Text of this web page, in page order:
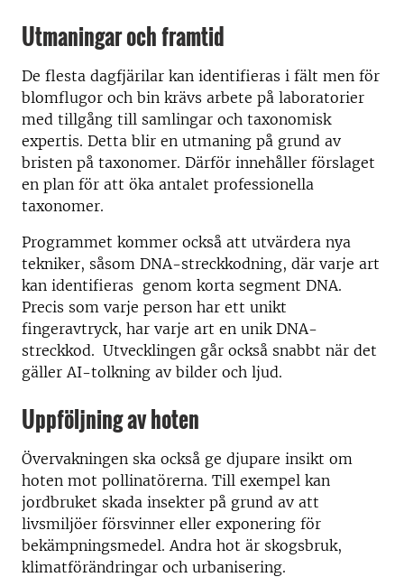
Utmaningar och framtid
De flesta dagfjärilar kan identifieras i fält men för
blomflugor och bin krävs arbete på laboratorier
med tillgång till samlingar och taxonomisk
expertis. Detta blir en utmaning på grund av
bristen på taxonomer. Därför innehåller förslaget
en plan för att öka antalet professionella
taxonomer.
Programmet kommer också att utvärdera nya
tekniker, såsom DNA-streckkodning, där varje art
kan identifieras genom korta segment DNA.
Precis som varje person har ett unikt
fingeravtryck, har varje art en unik DNA-
streckkod. Utvecklingen går också snabbt när det
gäller AI-tolkning av bilder och ljud.
Uppföljning av hoten
Övervakningen ska också ge djupare insikt om
hoten mot pollinatörerna. Till exempel kan
jordbruket skada insekter på grund av att
livsmiljöer försvinner eller exponering för
bekämpningsmedel. Andra hot är skogsbruk,
klimatförändringar och urbanisering.